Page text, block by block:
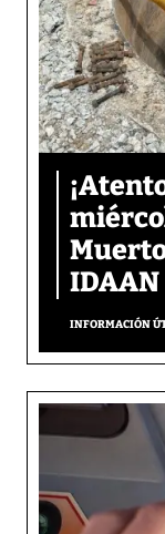
IDAAN
INFORMACIÓN